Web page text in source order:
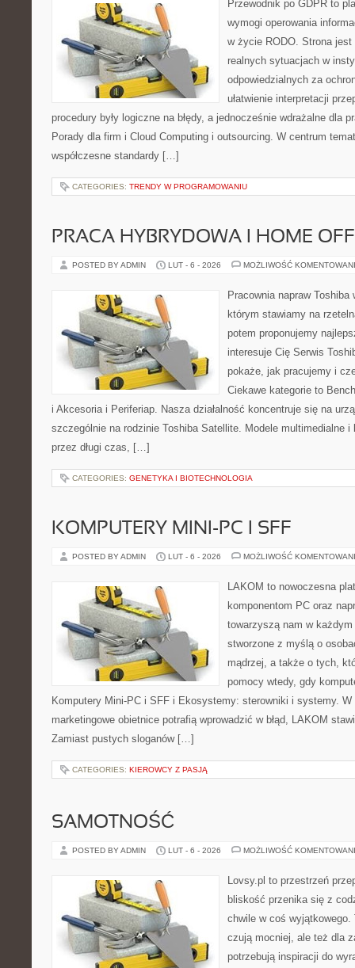
Przewodnik po GDPR to
wymogi operowania
w życie RODO. Strona
realnych sytuacjach w
odpowiedzialnych za
ułatwienie interpretacji
procedury były logiczne na błędy, a jednocześnie wdrażalne dla
Porady dla firm i Cloud Computing i outsourcing. W centrum
współczesne standardy […]
CATEGORIES: TRENDY W PROGRAMOWANIU
PRACA HYBRYDOWA I HOME
POSTED BY ADMIN LUT - 6 - 2026 MOŻLIWOŚĆ
Pracownia napraw
którym stawiamy na
potem proponujemy
interesuje Cię Serwis
pokaże, jak pracujemy i
Ciekawe kategorie to
i Akcesoria i Periferiap. Nasza działalność koncentruje się na
szczególnie na rodzinie Toshiba Satellite. Modele multimedialne i
przez długi czas, […]
CATEGORIES: GENETYKA I BIOTECHNOLOGIA
KOMPUTERY MINI-PC I SFF
POSTED BY ADMIN LUT - 6 - 2026 MOŻLIWOŚĆ
LAKOM to nowoczesna
komponentom PC oraz
towarzyszą nam w
stworzone z myślą o
mądrzej, a także o tych,
pomocy wtedy, gdy
Komputery Mini-PC i SFF i Ekosystemy: sterowniki i systemy.
marketingowe obietnice potrafią wprowadzić w błąd, LAKOM
Zamiast pustych sloganów […]
CATEGORIES: KIEROWCY Z PASJĄ
SAMOTNOŚĆ
POSTED BY ADMIN LUT - 6 - 2026 MOŻLIWOŚĆ
Lovsy.pl to przestrzeń
bliskość przenika się z
chwile w coś
czują mocniej, ale też dla
potrzebują inspiracji do